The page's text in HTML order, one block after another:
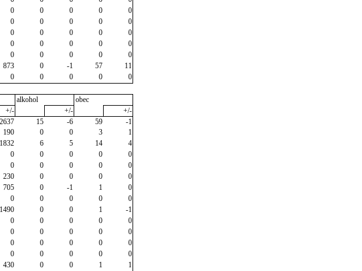
0 0 0 0
0
0 0 0 0
0
0 0 0 0
0
0 0 0 0
0
0 0 0 0
0
873 0 -1 57
11
0 0 0 0
0
alkohol
obec
+/- +/-
+/-
2637 15 -6 59
-1
190 0 0 3
1
1832 6 5 14
4
0 0 0 0
0
0 0 0 0
0
230 0 0 0
0
705 0 -1 1
0
0 0 0 0
0
0 0 1
-1
0 0 0 0
0
0 0 0 0
0
0 0 0 0
0
0 0 0 0
0
430 0 0 1
1